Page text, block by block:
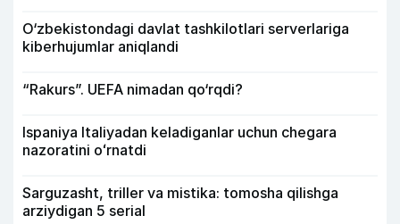
O‘zbekistondagi davlat tashkilotlari serverlariga
kiberhujumlar aniqlandi
“Rakurs”. UEFA nimadan qo‘rqdi?
Ispaniya Italiyadan keladiganlar uchun chegara
nazoratini oʻrnatdi
Sarguzasht, triller va mistika: tomosha qilishga
arziydigan 5 serial